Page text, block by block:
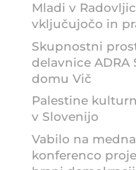
Mladi v
vključujočo in
Skupnostni
delavnice ADRA
domu Vič
Palestine
v Slovenijo
Vabilo na
konferenco